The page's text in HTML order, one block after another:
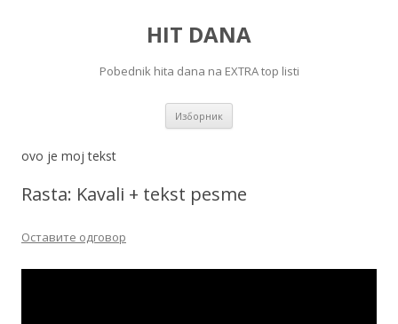
HIT DANA
Pobednik hita dana na EXTRA top listi
Изборник
ovo je moj tekst
Rasta: Kavali + tekst pesme
Оставите одговор